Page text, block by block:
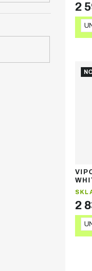
2
hole
2